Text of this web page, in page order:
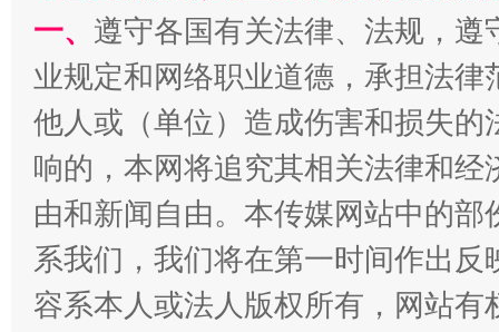
法徽映军营 权益有保障
一、 遵守各国有关法律、法规，
业规定和网络职业道德，承担法
他人或（单位）造成伤害和损失
响的，本网将追究其相关法律和
由和新闻自由。本传媒网站中的
系我们，我们将在第一时间作出
容系本人或法人版权所有，网站